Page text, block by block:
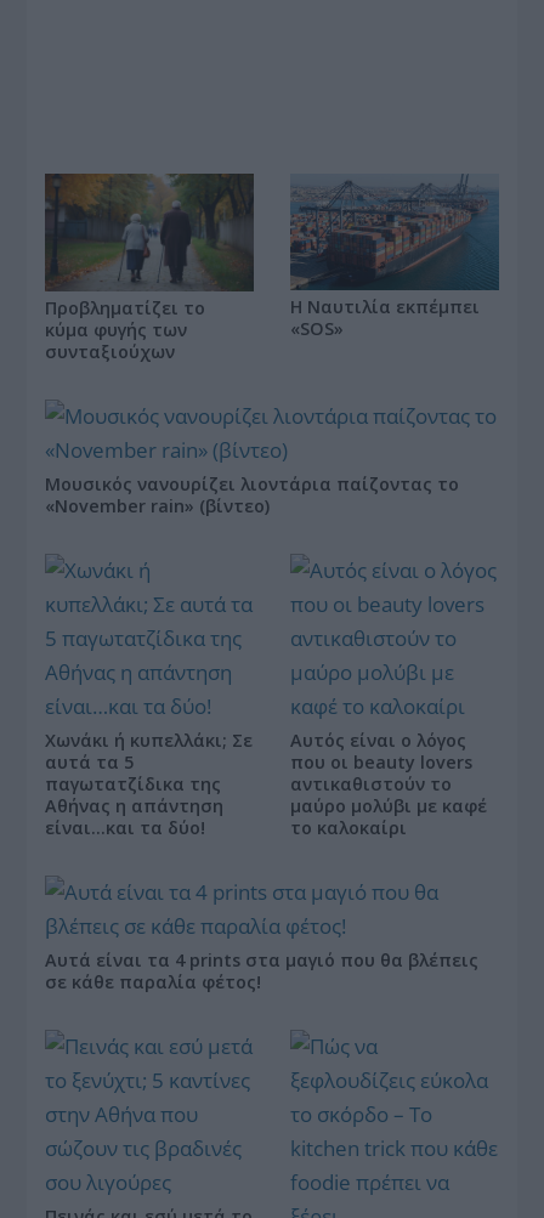
Προβληματίζει το
κύμα φυγής των
συνταξιούχων
Η Ναυτιλία εκπέμπει
«SOS»
Μουσικός νανουρίζει λιοντάρια παίζοντας το
«November rain» (βίντεο)
Χωνάκι ή κυπελλάκι; Σε
αυτά τα 5
παγωτατζίδικα της
Αθήνας η απάντηση
είναι…και τα δύο!
Αυτός είναι ο λόγος
που οι beauty lovers
αντικαθιστούν το
μαύρο μολύβι με καφέ
το καλοκαίρι
Αυτά είναι τα 4 prints στα μαγιό που θα βλέπεις
σε κάθε παραλία φέτος!